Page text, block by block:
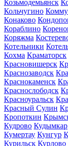
Козьмодемьянск
Кольчугино
Конаково
Кораблино
Коряжма
Котельники
Кохма Краматорск
Красновишерск
Краснозаводск
Краснокаменск
Краснослободск
Красноуральск
Красный Сулин
Кропоткин
Кудрово Кудымкар
Кумертау Кунгур
Курильск Курлово